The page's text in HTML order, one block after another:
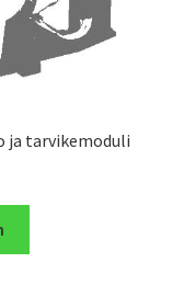
ja tarvikemoduli